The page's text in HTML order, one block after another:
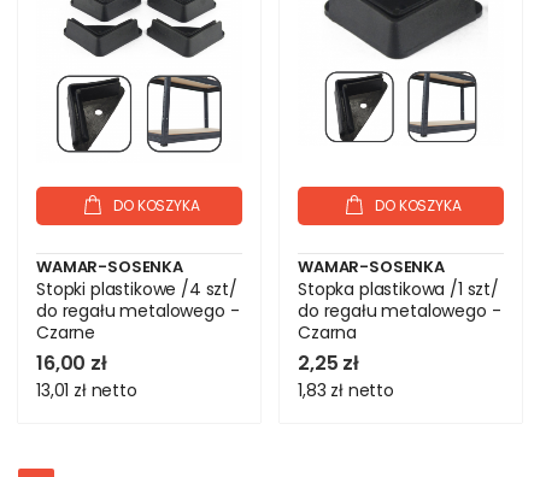
DO KOSZYKA
WAMAR-SOSENKA
Stopki plastikowe /4 szt/
do regału metalowego -
Czarne
16,00 zł
13,01 zł netto
DO KOSZYKA
WAMAR-SOSENKA
Stopka plastikowa /1 szt/
do regału metalowego -
Czarna
2,25 zł
1,83 zł netto